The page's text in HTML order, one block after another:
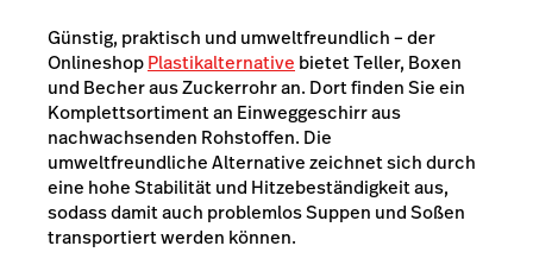
Günstig, praktisch und umweltfreundlich – der
OnlineshopPlastikalternative bietet Teller, Boxen
und Becher aus Zuckerrohr an. Dort finden Sie ein
Komplettsortiment an Einweggeschirr aus
nachwachsenden Rohstoffen. Die
umweltfreundliche Alternative zeichnet sich durch
eine hohe Stabilität und Hitzebeständigkeit aus,
sodass damit auch problemlos Suppen und Soßen
transportiert werden können.